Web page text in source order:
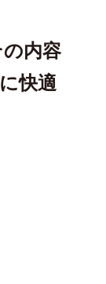
内容
快適